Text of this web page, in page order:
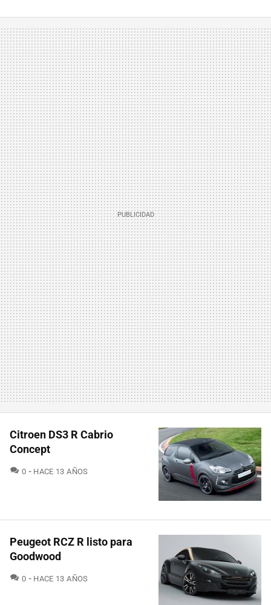
Citroen DS3 R Cabrio
Concept
0 COMENTARIOS
HACE 13 AÑOS
Peugeot RCZ R listo para
Goodwood
0 COMENTARIOS
HACE 13 AÑOS